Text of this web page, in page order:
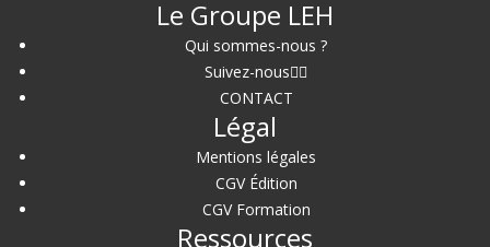
Le Groupe LEH
Qui sommes-nous ?
Suivez-nous
CONTACT
Légal
Mentions légales
CGV Édition
CGV Formation
Ressources